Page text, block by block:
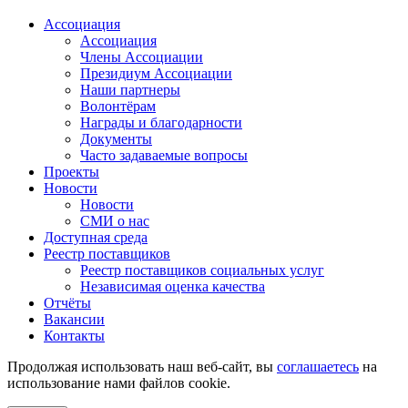
Ассоциация
Ассоциация
Члены Ассоциации
Президиум Ассоциации
Наши партнеры
Волонтёрам
Награды и благодарности
Документы
Часто задаваемые вопросы
Проекты
Новости
Новости
СМИ о нас
Доступная среда
Реестр поставщиков
Реестр поставщиков социальных услуг
Независимая оценка качества
Отчёты
Вакансии
Контакты
Продолжая использовать наш веб-сайт, вы соглашаетесь на
использование нами файлов cookie.